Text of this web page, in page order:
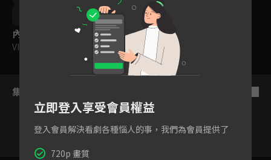
內容標籤
VIP
集數列表
VIP
立即登入享受會員權益
登入會員解決看劇各種惱人的事，我們為會員提供了
720p 畫質